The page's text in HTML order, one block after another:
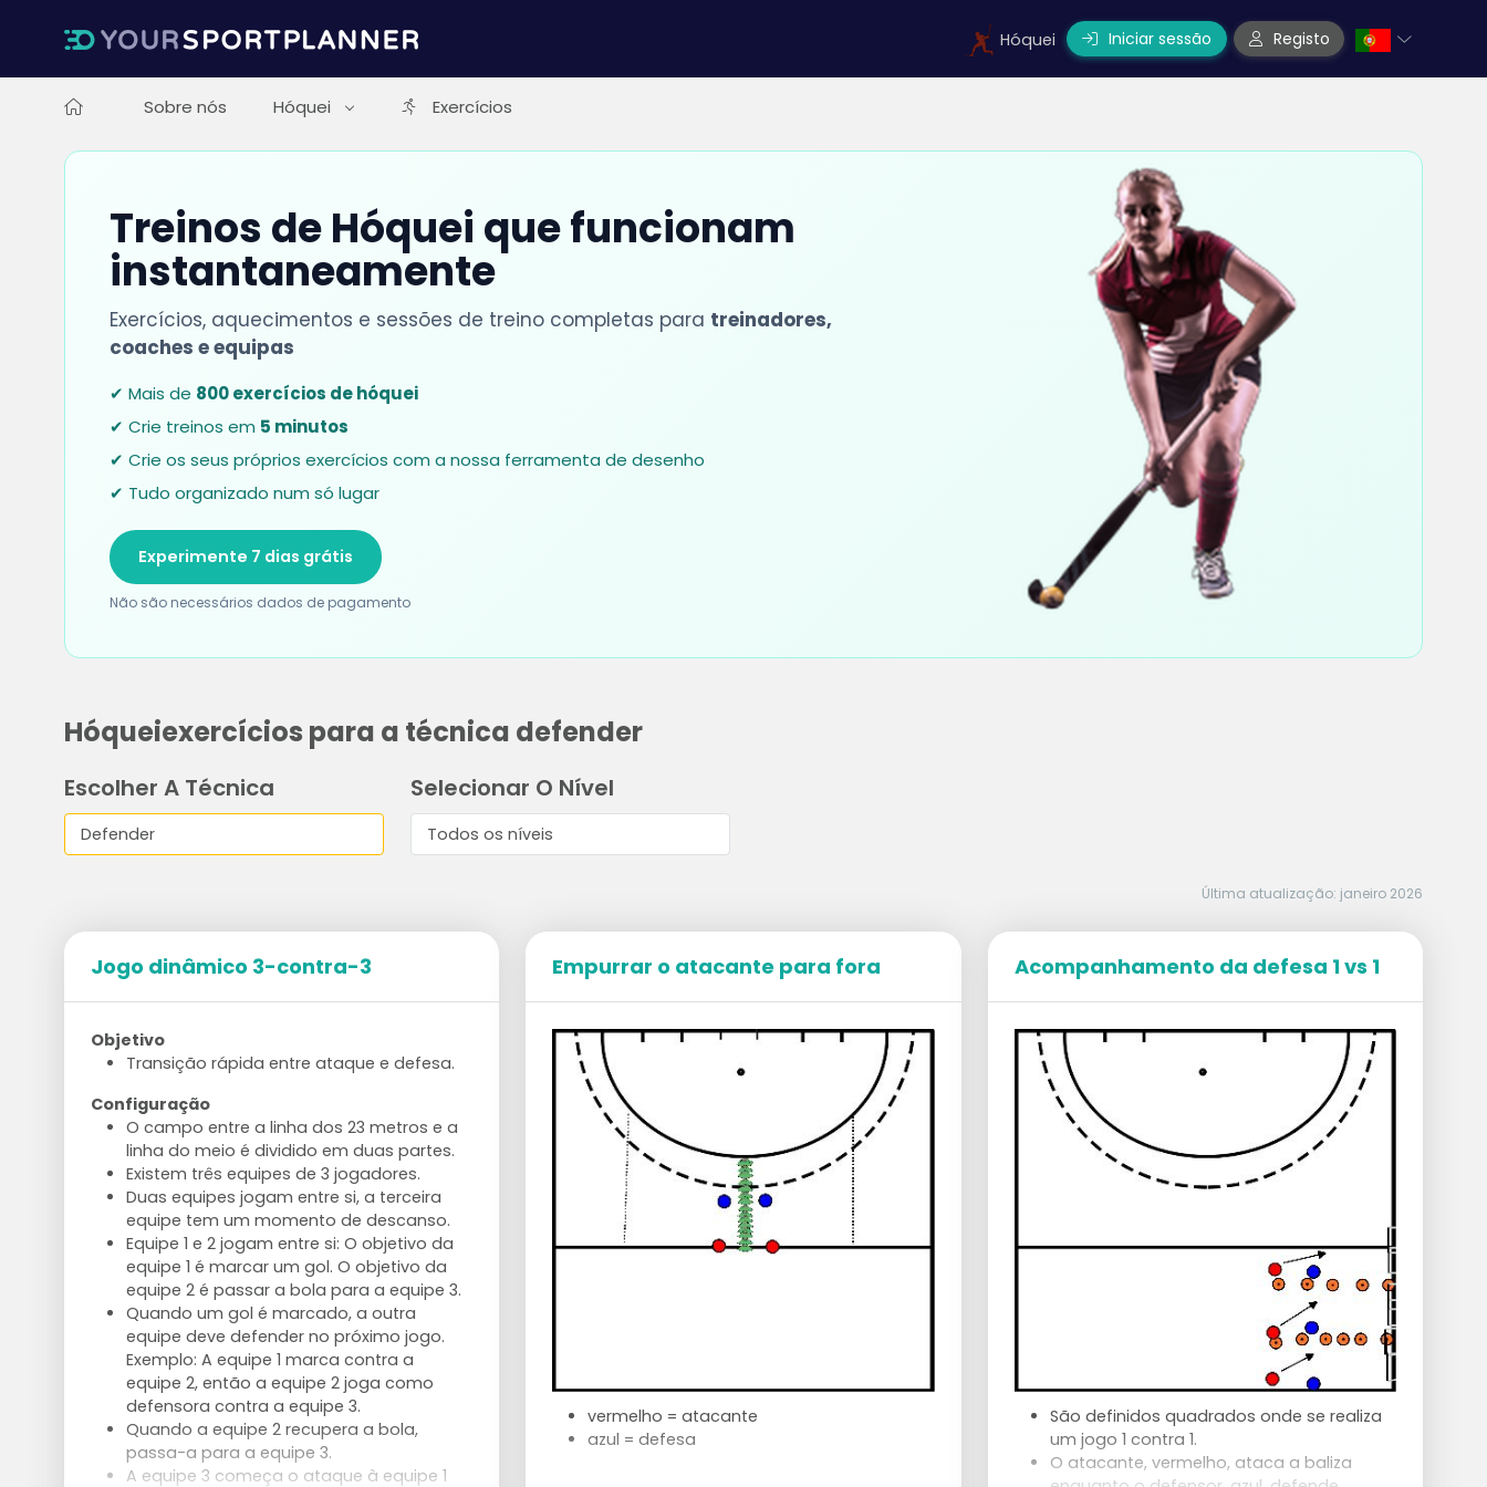
Hóquei Iniciar sessão Registo
Sobre nós Hóquei Exercícios
Treinos de Hóquei que funcionam
instantaneamente
Exercícios, aquecimentos e sessões de treino completas para treinadores,
coaches e equipas
✔ Mais de 800 exercícios de hóquei
✔ Crie treinos em 5 minutos
✔ Crie os seus próprios exercícios com a nossa ferramenta de desenho
✔ Tudo organizado num só lugar
Experimente 7 dias grátis
Não são necessários dados de pagamento
Hóqueiexercícios para a técnica defender
Escolher A Técnica Selecionar O Nível
Última atualização: janeiro 2026
Jogo dinâmico 3-contra-3
Objetivo
Transição rápida entre ataque e defesa.
Configuração
O campo entre a linha dos 23 metros e a
linha do meio é dividido em duas partes.
Existem três equipes de 3 jogadores.
Duas equipes jogam entre si, a terceira
equipe tem um momento de descanso.
Equipe 1 e 2 jogam entre si: O objetivo da
equipe 1 é marcar um gol. O objetivo da
equipe 2 é passar a bola para a equipe 3.
Quando um gol é marcado, a outra
equipe deve defender no próximo jogo.
Exemplo: A equipe 1 marca contra a
equipe 2, então a equipe 2 joga como
defensora contra a equipe 3.
Quando a equipe 2 recupera a bola,
passa-a para a equipe 3.
A equipe 3 começa o ataque à equipe 1
Empurrar o atacante para fora
vermelho = atacante
azul = defesa
Acompanhamento da defesa 1 vs 1
São definidos quadrados onde se realiza
um jogo 1 contra 1.
O atacante, vermelho, ataca a baliza